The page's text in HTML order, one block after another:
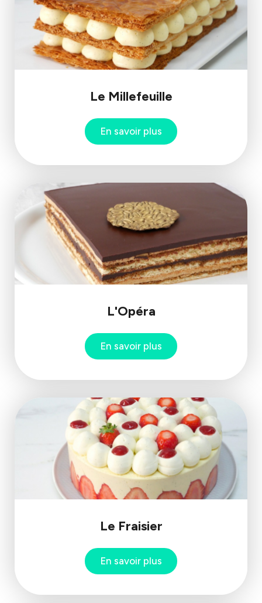
Le Millefeuille
En savoir plus
L'Opéra
En savoir plus
Le Fraisier
En savoir plus